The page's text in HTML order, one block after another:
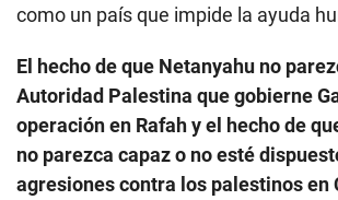
como un país que impide la ayuda
El hecho de que Netanyahu no
Autoridad Palestina que gobierne
operación en Rafah y el hecho de
no parezca capaz o no esté
agresiones contra los palestinos en